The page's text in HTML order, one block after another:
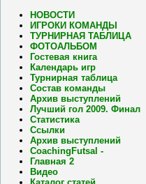
НОВОСТИ
ИГРОКИ КОМАНДЫ
ТУРНИРНАЯ ТАБЛИЦА
ФОТОАЛЬБОМ
Гостевая книга
Календарь игр
Турнирная таблица
Состав команды
Архив выступлений
Лучший гол 2009. Финал
Статистика
Ссылки
Архив выступлений
CoachingFutsal -
Главная 2
Видео